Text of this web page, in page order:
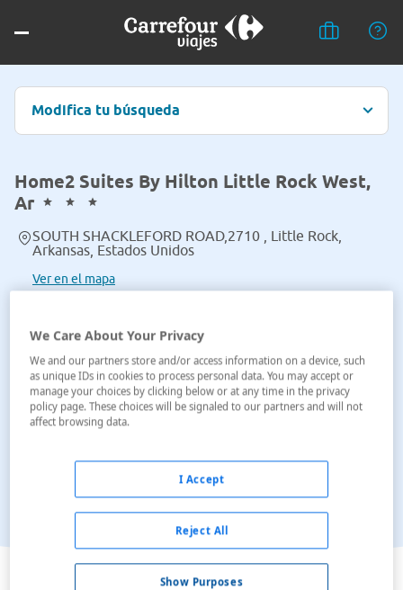
Modifica tu búsqueda
Home2 Suites By Hilton Little Rock West,
Ar
SOUTH SHACKLEFORD ROAD,2710 , Little Rock,
Arkansas, Estados Unidos
Ver en el mapa
We Care About Your Privacy
We and our partners store and/or access information on a device, such
as unique IDs in cookies to process personal data. You may accept or
manage your choices by clicking below or at any time in the privacy
policy page. These choices will be signaled to our partners and will not
affect browsing data.
Show Purposes
Reject All
I Accept